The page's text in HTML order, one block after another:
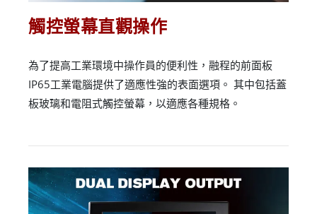
觸控螢幕直觀操作
為了提高工業環境中操作員的便利性，融程的前面板
IP65工業電腦提供了適應性強的表面選項。 其中包括蓋
板玻璃和電阻式觸控螢幕，以適應各種規格。